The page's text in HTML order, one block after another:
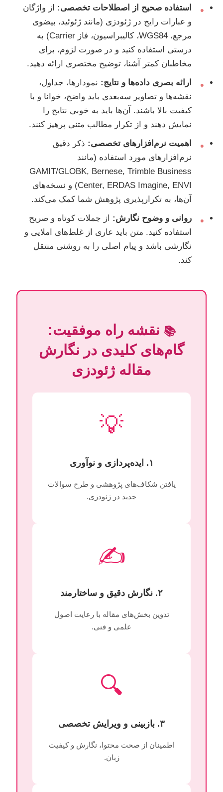
• استفاده صحیح از اصطلاحات تخصصی: از واژگان
و عبارات رایج در ژئودزی (مانند ژئوئید، بیضوی
مرجع، WGS84، کالیبراسیون، فاز Carrier) به
درستی استفاده کنید و در صورت لزوم، برای
مخاطبان کمتر آشنا، توضیح مختصری ارائه دهید.
• ارائه بصری داده‌ها و نتایج: نمودارها، جداول،
نقشه‌ها و تصاویر سه‌بعدی باید واضح، خوانا و با
کیفیت بالا باشند. آن‌ها باید به خوبی نتایج را
نمایش دهند و از تکرار مطالب متنی پرهیز کنند.
• اهمیت نرم‌افزارهای تخصصی: ذکر دقیق
نرم‌افزارهای مورد استفاده (مانند
GAMIT/GLOBK, Bernese, Trimble Business
Center, ERDAS Imagine, ENVI) و نسخه‌های
آن‌ها، به تکرارپذیری پژوهش شما کمک می‌کند.
• روانی و وضوح نگارش: از جملات کوتاه و صریح
استفاده کنید. متن باید عاری از غلط‌های املایی و
نگارشی باشد و پیام اصلی را به روشنی منتقل
کند.
📚 نقشه راه موفقیت:
گام‌های کلیدی در نگارش
مقاله ژئودزی
💡
۱. ایده‌پردازی و نوآوری
یافتن شکاف‌های پژوهشی و طرح سوالات
جدید در ژئودزی.
✍️
۲. نگارش دقیق و ساختارمند
تدوین بخش‌های مقاله با رعایت اصول
علمی و فنی.
🔍
۳. بازبینی و ویرایش تخصصی
اطمینان از صحت محتوا، نگارش و کیفیت
زبان.